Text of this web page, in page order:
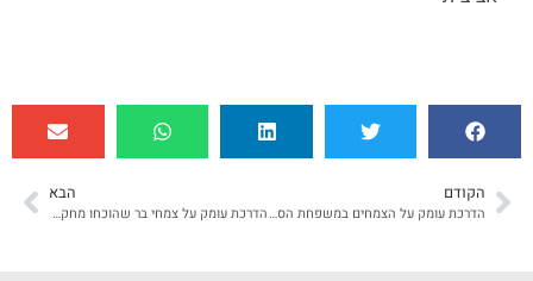
הקודם
הדרכת עומק על הצמחים במשפחת הסוככיים
הבא
הדרכת עומק על צמחי בר שהוכחו מחקרית לירידה במשקל